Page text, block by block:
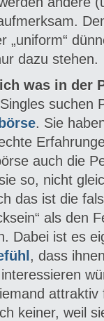
„uniform“
dazu stehen.
was in der
suchen
. Sie
auch die
so, nicht
das ist die
als den
Dabei ist es
, dass
keiner, weil